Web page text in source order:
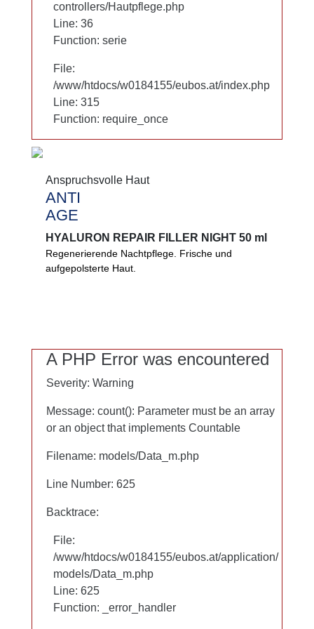
controllers/Hautpflege.php
Line: 36
Function: serie
File:
/www/htdocs/w0184155/eubos.at/index.php
Line: 315
Function: require_once
Anspruchsvolle Haut
ANTI
AGE
HYALURON REPAIR FILLER NIGHT 50 ml
Frische, aufgepolsterte Haut über Nacht.
DermCom unterstützt die Zellerneuerung Ihrer
PEG
Lanolin
controllers/Hautpflege.php
Line: 36
Function: serie
File:
/www/htdocs/w0184155/eubos.at/index.php
Line: 315
Function: require_once
Anspruchsvolle Haut
ANTI
AGE
HYALURON REPAIR FILLER NIGHT 50 ml
Regenerierende Nachtpflege. Frische und
aufgepolsterte Haut.
A PHP Error was encountered
Severity: Warning
Message: count(): Parameter must be an array
or an object that implements Countable
Filename: models/Data_m.php
Line Number: 625
Backtrace:
File:
/www/htdocs/w0184155/eubos.at/application/
models/Data_m.php
Line: 625
Function: _error_handler
A PHP Error was encountered
Severity: Warning
Message: count(): Parameter must be an array
or an object that implements Countable
Filename: models/Data_m.php
Line Number: 625
Backtrace:
File:
/www/htdocs/w0184155/eubos.at/application/
models/Data_m.php
Line: 625
Function: _error_handler